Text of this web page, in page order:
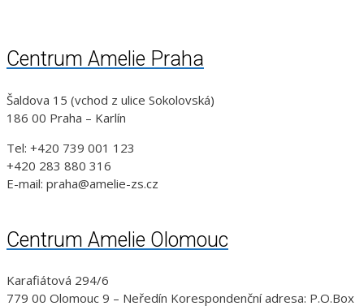
Centrum Amelie Praha
Šaldova 15 (vchod z ulice Sokolovská)
186 00 Praha – Karlín
Tel: +420 739 001 123
+420 283 880 316
E-mail: praha@amelie-zs.cz
Centrum Amelie Olomouc
Karafiátová 294/6
779 00 Olomouc 9 – Neředín Korespondenční adresa: P.O.Box